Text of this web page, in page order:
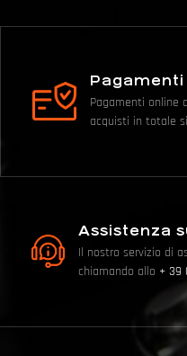
Pagamenti online
acquisti in totale
Assistenza
Il nostro servizio di
chiamando allo + 39